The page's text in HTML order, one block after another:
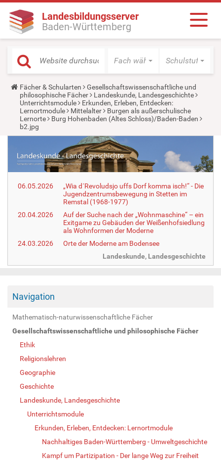
Landesbildungsserver
Baden-Württemberg
Fach wählen Schulstufe
Y
o
u
a
r
e
h
e
:
Fächer & Schularten
Gesellschaftswissenschaftliche und
philosophische Fächer
Landeskunde, Landesgeschichte
Unterrichtsmodule
Erkunden, Erleben, Entdecken:
Lernortmodule
Mittelalter
Burgen als außerschulische
Lernorte
Burg Hohenbaden (Altes Schloss)/Baden-Baden
b2.jpg
06.05.2026
„Wia d´Revoludsjo uffs Dorf komma isch!“ - Die
Jugendzentrumsbewegung in Stetten im
Remstal (1968-1977)
20.04.2026
Auf der Suche nach der „Wohnmaschine“ – ein
Exitgame zu Gebäuden der Weißenhofsiedlung
als Wohnformen der Moderne
24.03.2026
Orte der Moderne am Bodensee
Landeskunde, Landesgeschichte
Navigation
Mathematisch-naturwissenschaftliche Fächer
Gesellschaftswissenschaftliche und philosophische Fächer
Ethik
Religionslehren
Geographie
Geschichte
Landeskunde, Landesgeschichte
Unterrichtsmodule
Erkunden, Erleben, Entdecken: Lernortmodule
Nachhaltiges Baden-Württemberg - Umweltgeschichte
Kampf um Partizipation - Der lange Weg zur Freiheit